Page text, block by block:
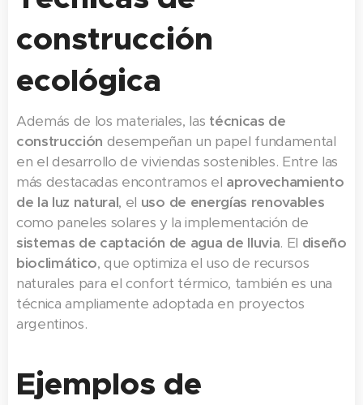
construcción
ecológica
Además de los materiales, las técnicas de
construcción desempeñan un papel fundamental
en el desarrollo de viviendas sostenibles. Entre las
más destacadas encontramos el aprovechamiento
de la luz natural, el uso de energías renovables
como paneles solares y la implementación de
sistemas de captación de agua de lluvia. El diseño
bioclimático, que optimiza el uso de recursos
naturales para el confort térmico, también es una
técnica ampliamente adoptada en proyectos
argentinos.
Ejemplos de